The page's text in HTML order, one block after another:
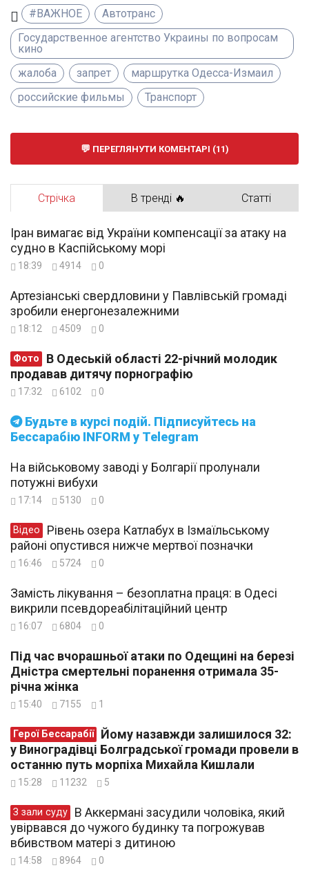
#ВАЖНОЕ
Автотранс
Государственное агентство Украины по вопросам
кино
жалоба
запрет
маршрутка Одесса-Измаил
российские фильмы
Транспорт
ПЕРЕГЛЯНУТИ КОМЕНТАРІ (11)
Стрічка В тренді 🔥 Статті
Будьте в курсі подій. Підписуйтесь на
Бессарабію INFORM у Telegram
Іран вимагає від України компенсації за атаку на
судно в Каспійському морі
18:39 4914 0
Артезіанські свердловини у Павлівській громаді
зробили енергонезалежними
18:12 4509 0
Фото
продавав дитячу порнографію
17:32 6102 0
На військовому заводі у Болгарії пролунали
потужні вибухи
17:14 5130 0
Відео
районі опустився нижче мертвої позначки
16:46 5724 0
Замість лікування – безоплатна праця: в Одесі
викрили псевдореабілітаційний центр
16:07 6804 0
Під час вчорашньої атаки по Одещині на березі
Дністра смертельні поранення отримала 35-
річна жінка
15:40 7155 1
Герої Бессарабії
у Виноградівці Болградської громади провели в
останню путь морпіха Михайла Кишлали
15:28 11232 5
З зали суду
увірвався до чужого будинку та погрожував
вбивством матері з дитиною
14:58 8964 0